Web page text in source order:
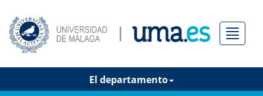
Menú
El departamento